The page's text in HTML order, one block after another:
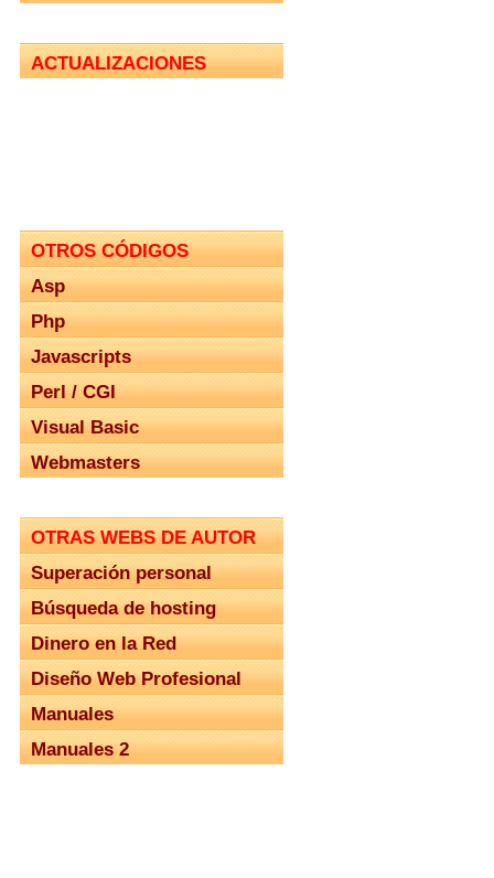
ACTUALIZACIONES
OTROS CÓDIGOS
Asp
Php
Javascripts
Perl / CGI
Visual Basic
Webmasters
OTRAS WEBS DE AUTOR
Superación personal
Búsqueda de hosting
Dinero en la Red
Diseño Web Profesional
Manuales
Manuales 2